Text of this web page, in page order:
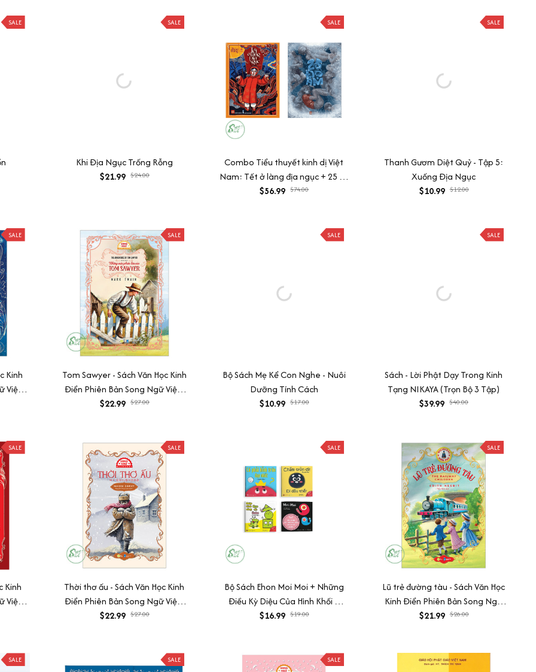
SALE SALE
Khi Địa Ngục Trống Rỗng
$21.99 $24.00
SALE
Combo Tiểu thuyết kinh dị Việt
Nam: Tết ở làng địa ngục + 25 độ
âm
$56.99 $74.00
SALE
Thanh Gươm Diệt Quỷ - Tập 5:
Xuống Địa Ngục
$10.99 $12.00
SALE
Kinh
Việt-
SALE
Tom Sawyer - Sách Văn Học Kinh
Điển Phiên Bản Song Ngữ Việt-
Anh (Tặng File Nghe Audio)
$22.99 $27.00
SALE
Bộ Sách Mẹ Kể Con Nghe - Nuôi
Dưỡng Tính Cách
$10.99 $17.00
SALE
Sách - Lời Phật Dạy Trong Kinh
Tạng NIKAYA (Trọn Bộ 3 Tập)
$39.99 $40.00
SALE
Kinh
Việt-
SALE
Thời thơ ấu - Sách Văn Học Kinh
Điển Phiên Bản Song Ngữ Việt-
Anh (Tặng File Nghe Audio)
$22.99 $27.00
SALE
Bộ Sách Ehon Moi Moi + Những
Điều Kỳ Diệu Của Hình Khối +
Những Câu Chuyện Kinh Điển
$16.99 $19.00
SALE
Lũ trẻ đường tàu - Sách Văn Học
Kinh Điển Phiên Bản Song Ngữ
Việt-Anh (Tặng File Nghe Audio)
$21.99 $26.00
SALE SALE SALE